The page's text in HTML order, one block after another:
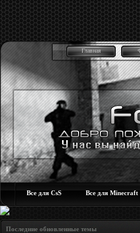
Главная
Все для CsS Все для Minecraft
Последние